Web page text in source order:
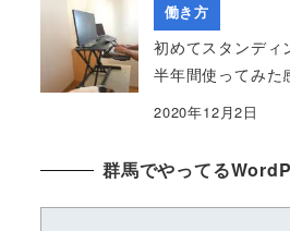
働き方
初めてスタンディ
半年間使ってみた
2020年12月2日
群馬でやってる